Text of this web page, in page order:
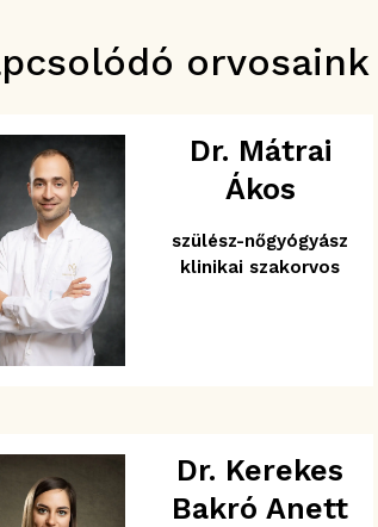
orvosaink
Dr. Mátrai
Ákos
szülész-nőgyógyász
klinikai szakorvos
Dr. Kerekes
Bakró Anett